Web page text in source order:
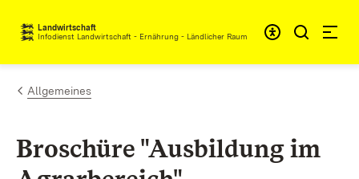
Zum Inhalt springen
Landwirtschaft
Infodienst Landwirtschaft - Ernährung - Ländlicher Raum
Allgemeines
Broschüre "Ausbildung im